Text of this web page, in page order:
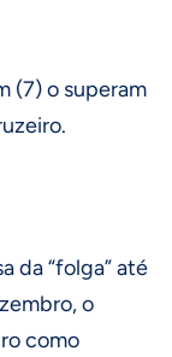
(7) o superam
da “folga” até
o
como